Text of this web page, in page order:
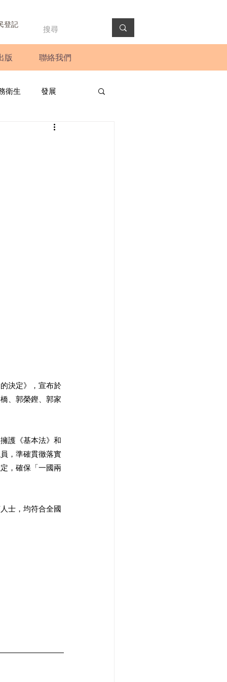
登記
版 聯絡我們
衛生 發展
圓桌會議
決定》，宣布於
、郭榮鏗、郭家
護《基本法》和
，準確貫徹落實
，確保「一國兩
士，均符合全國